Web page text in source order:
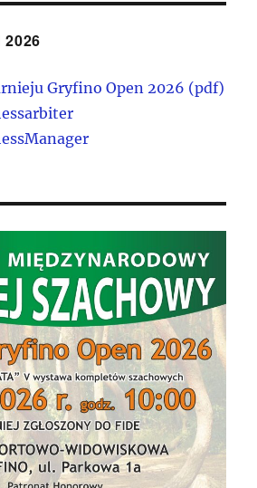
2026
Gryfino Open 2026 (pdf)